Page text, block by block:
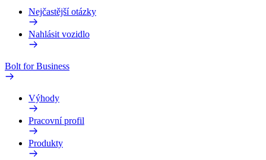
Nejčastější otázky
Nahlásit vozidlo
Bolt for Business
Výhody
Pracovní profil
Produkty